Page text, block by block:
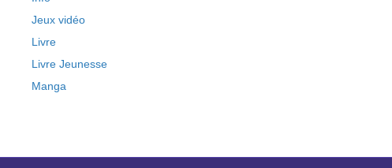
Jeux vidéo
Livre
Livre Jeunesse
Manga